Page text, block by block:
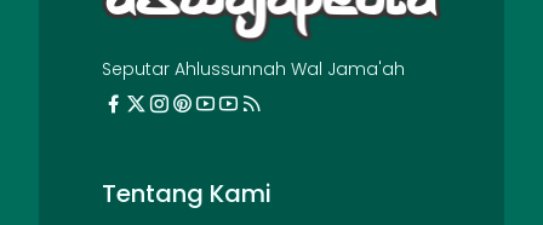
Seputar Ahlussunnah Wal Jama'ah
Tentang Kami